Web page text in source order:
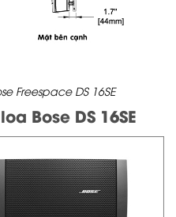
Freespace DS 16SE
Bose DS 16SE